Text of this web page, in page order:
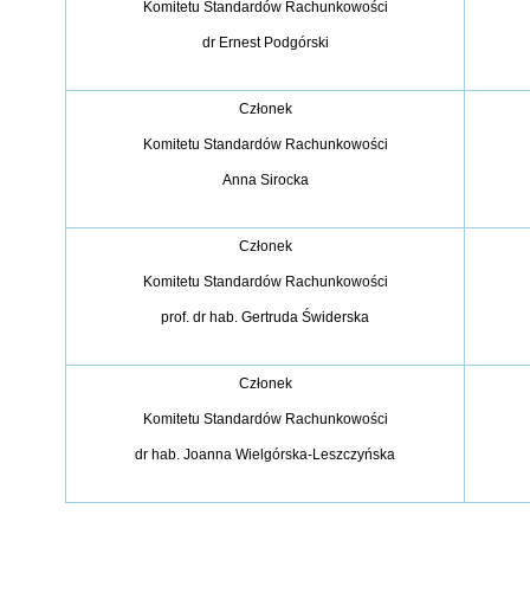
Komitetu Standardów Rachunkowości
dr Ernest Podgórski
Członek
Komitetu Standardów Rachunkowości
Anna Sirocka
Członek
Komitetu Standardów Rachunkowości
prof. dr hab. Gertruda Świderska
Członek
Komitetu Standardów Rachunkowości
dr hab. Joanna Wielgórska-Leszczyńska